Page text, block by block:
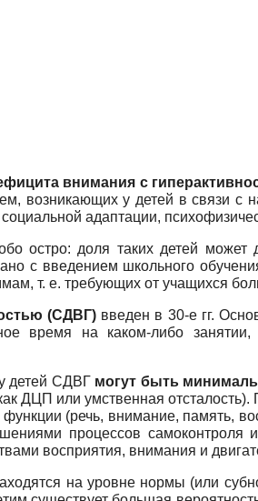
внимания с
возникающих у детей в связи
адаптации,
остро: доля таких детей
с введением школьного
т. е. требующих от учащихся
(СДВГ) введен в 30-е гг.
время на каком-либо
детей СДВГ могут быть
ДЦП или умственная
(речь, внимание, память,
процессов самоконтроля
восприятия, внимания и
на уровне нормы (или